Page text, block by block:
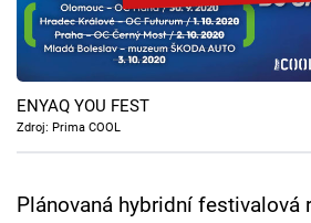
Cool Esport
Pořady
TV Program
ENYAQ YOU FEST
Zdroj: Prima COOL
Plánovaná hybridní festivalová